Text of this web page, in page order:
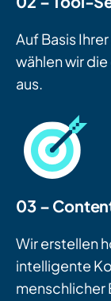
Auf Basis
wählen wir
aus.
03 –
Wir erstellen
intelligente
menschlicher